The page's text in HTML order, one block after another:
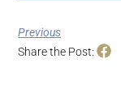
Previous
Share the Post: